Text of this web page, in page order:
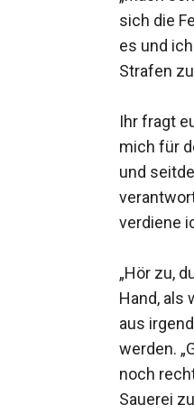
sich die
es und
Strafen
Ihr fragt
mich für
und
verdiene
„Hör zu,
Hand, als
aus
werden.
noch
Sauerei